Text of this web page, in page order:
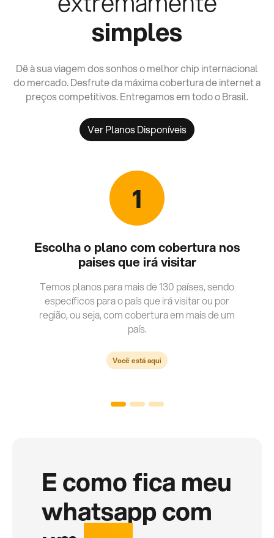
simples
Dê à sua viagem dos sonhos o melhor chip internacional
do mercado. Desfrute da máxima cobertura de internet a
preços competitivos. Entregamos em todo o Brasil.
Ver Planos Disponíveis
1
Escolha o plano com cobertura nos
paises que irá visitar
Temos planos para mais de 130 países, sendo
específicos para o país que irá visitar ou por
região, ou seja, com cobertura em mais de um
país.
Você está aqui
E como fica meu
whatsapp com